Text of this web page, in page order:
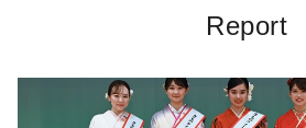
Report